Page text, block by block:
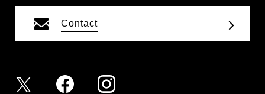
Contact